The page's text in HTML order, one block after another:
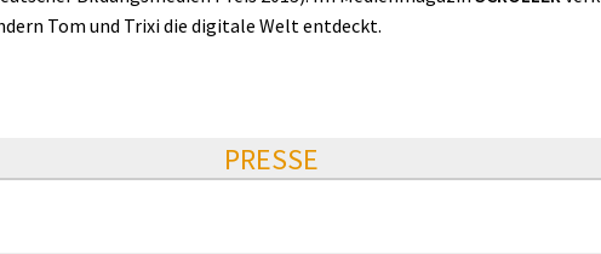
Tom und Trixi die digitale Welt entdeckt.
PRESSE